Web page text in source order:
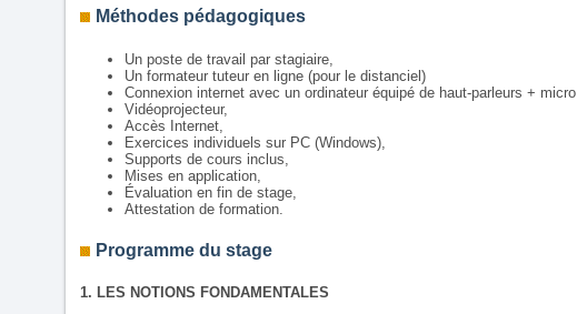
Méthodes pédagogiques
Un poste de travail par stagiaire,
Un formateur tuteur en ligne (pour le distanciel)
Connexion internet avec un ordinateur équipé de haut-parleurs +
Vidéoprojecteur,
Accès Internet,
Exercices individuels sur PC (Windows),
Supports de cours inclus,
Mises en application,
Évaluation en fin de stage,
Attestation de formation.
Programme du stage
1. LES NOTIONS FONDAMENTALES